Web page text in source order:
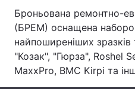
Екологія
Лонгріди
Броньована ремонтно-
(БРЕМ) оснащена
найпоширеніших зразків
"Козак", "Гюрза", Roshel
MaxxPro, BMC Kirpi та